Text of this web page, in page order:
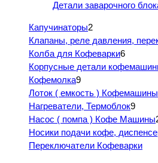
Детали заварочного
Капучинаторы2
Клапаны, реле давления,
Колба для Кофеварки6
Корпусные детали
Кофемолка9
Лоток ( емкость ) Кофемашины
Нагреватели, Термоблок9
Насос ( помпа ) Кофе Машины
Носики подачи кофе,
Переключатели Кофеварки